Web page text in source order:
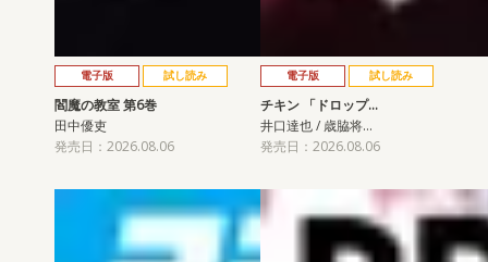
電子版 試し読み
閻魔の教室 第6巻
田中優吏
発売日：2026.08.06
電子版 試し読み
チキン 「ドロップ…
井口達也 / 歳脇将…
発売日：2026.08.06